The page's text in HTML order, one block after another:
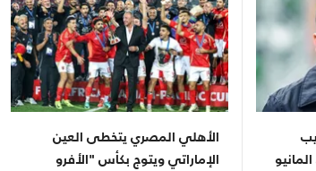
الأهلي المصري يتخطى العين
الإماراتي ويتوج بكأس "الأفرو